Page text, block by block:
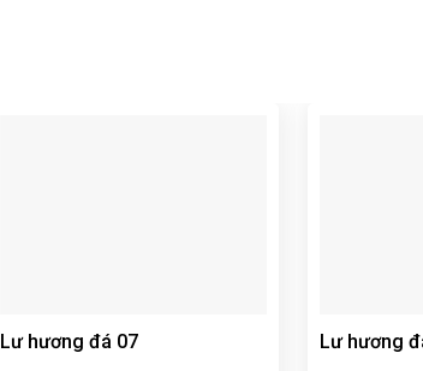
Lư hương đá 07 Lư hương